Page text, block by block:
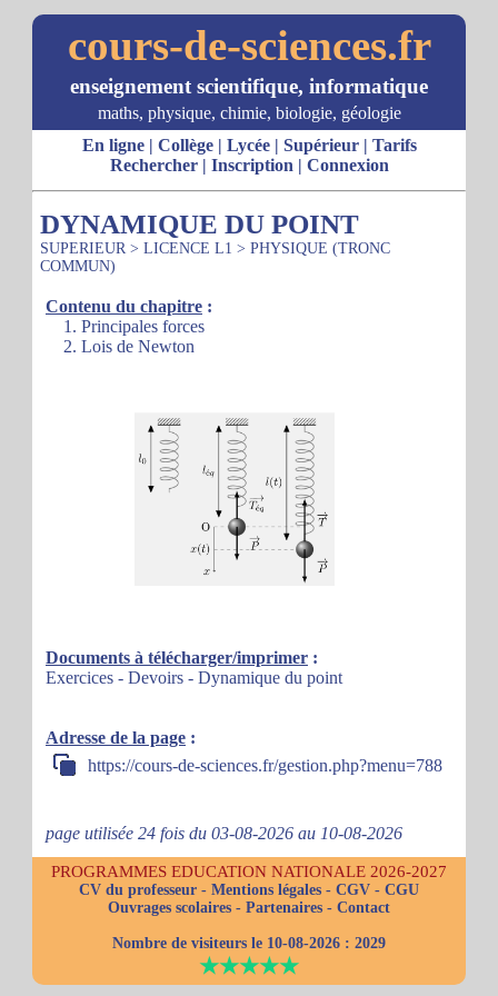
cours-de-sciences.fr
enseignement scientifique, informatique
maths, physique, chimie, biologie, géologie
En ligne| Collège| Lycée| Supérieur| Tarifs
Rechercher| Inscription | Connexion
DYNAMIQUE DU POINT
SUPERIEUR> LICENCE L1 > PHYSIQUE (TRONC
COMMUN)
Contenu du chapitre :
1. Principales forces
2. Lois de Newton
Documents à télécharger/imprimer :
Exercices - Devoirs - Dynamique du point
Adresse de la page :
https://cours-de-sciences.fr/gestion.php?menu=788
page utilisée 24 fois du 03-08-2026 au 10-08-2026
PROGRAMMES EDUCATION NATIONALE 2026-2027
CV du professeur - Mentions légales - CGV - CGU
Ouvrages scolaires - Partenaires - Contact
Nombre de visiteurs le 10-08-2026 : 2029
★★★★★